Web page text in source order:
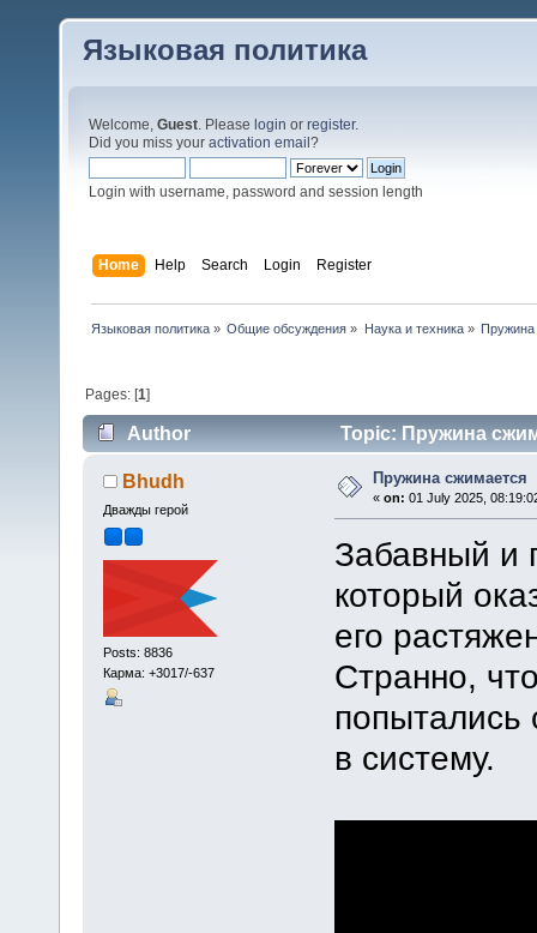
Языковая политика
Welcome, Guest. Please login or register.
Did you miss your activation email ?
Login with username, password and session length
Home Help Search Login Register
Языковая политика» Общие обсуждения » Наука и техника»
Pages: [1]
Author Topic: Пружина
Bhudh
Дважды герой
Posts: 8836
Карма: +3017/-637
Пружина сжимается
«on: 01 July 2025,
Забавный и
который
его
Странно,
попытались
в систему.